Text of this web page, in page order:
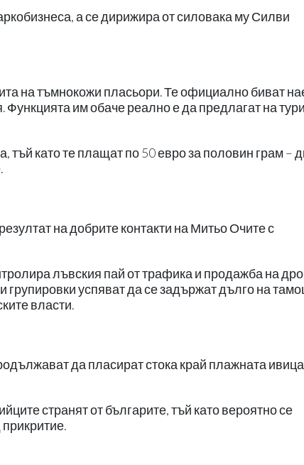
а се дирижира от силовака му Силви
на тъмнокожи пласьори. Те официално биват
им обаче реално е да предлагат на
тъй като те плащат по 50 евро за половин грам –
на добрите контакти на Митьо Очите с
лъвския пай от трафика и продажба на
групировки успяват да се задържат дълго на
власти.
да пласират стока край плажната
странят от българите, тъй като вероятно се